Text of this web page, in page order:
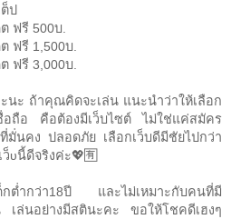
ป
ฟรี 500บ.
ฟรี 1,500บ.
ฟรี 3,000บ.
ะนะ ถ้าคุณคิดจะเล่น แนะนำว่าให้เลือก
อถือ คือต้องมีเว็บไซต์ ไม่ใช่แค่สมัคร
ที่มั่นคง ปลอดภัย เลือกเว็บดีมีชัยไปกว่า
ᴜนี้ดีจริงค่ะ💖🈶
ด็กต่ำกว่า18ปี และไม่เหมาะกับคนที่มี
เล่นอย่างมีสตินะคะ ขอให้โชคดีเฮงๆ